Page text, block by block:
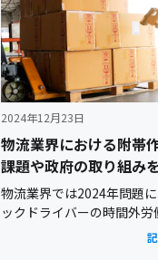
2024年12月23日
物流業界における附帯
課題や政府の取り組み
説
物流業界では2024年問題
ックドライバーの時間外
れることとなり、働き方